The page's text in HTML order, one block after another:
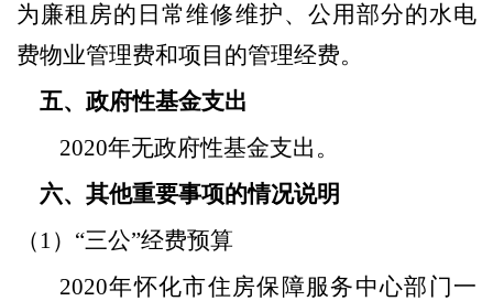
为廉租房的日常维修维护、公用部分的水电
费物业管理费和项目的管理经费。
五、政府性基金支出
2020年无政府性基金支出。
六、其他重要事项的情况说明
（ 1）“三公”经费预算
2020年怀化市住房保障服务中心部门一